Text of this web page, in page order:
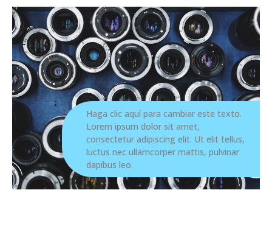
Haga clic aquí para cambiar este texto.
Lorem ipsum dolor sit amet,
consectetur adipiscing elit. Ut elit tellus,
luctus nec ullamcorper mattis, pulvinar
dapibus leo.